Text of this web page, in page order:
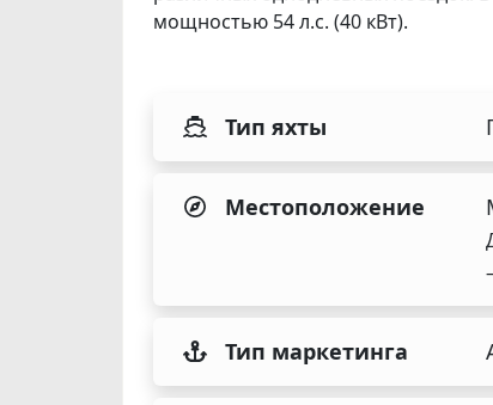
мощностью 54 л.с. (40 кВт).
Тип яхты
Местоположение
Тип маркетинга